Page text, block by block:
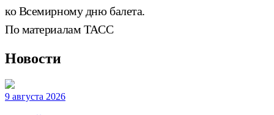
ко Всемирному дню балета.
По материалам ТАСС
Новости
9 августа 2026